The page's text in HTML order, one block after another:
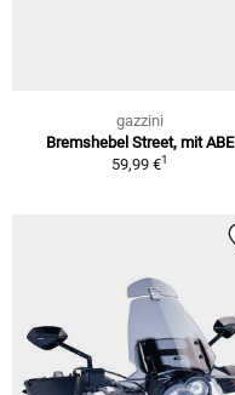
gazzini
Bremshebel Street, mit ABE
59,99 €1